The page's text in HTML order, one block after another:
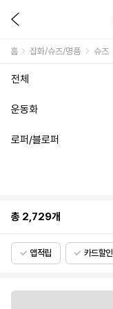
홈 잡화/슈즈/명품 슈즈
전체
운동화
로퍼/블로퍼
총 2,729개
앱적립 카드할인